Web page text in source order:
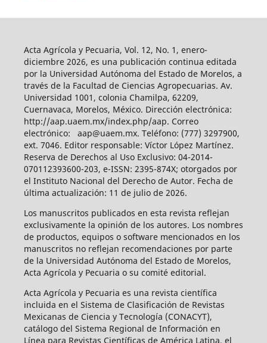
Acta Agrícola y Pecuaria, Vol. 12, No. 1, enero-
diciembre 2026, es una publicación continua editada
por la Universidad Autónoma del Estado de Morelos, a
través de la Facultad de Ciencias Agropecuarias. Av.
Universidad 1001, colonia Chamilpa, 62209,
Cuernavaca, Morelos, México. Dirección electrónica:
http://aap.uaem.mx/index.php/aap. Correo
electrónico: aap@uaem.mx. Teléfono: (777) 3297900,
ext. 7046. Editor responsable: Víctor López Martínez.
Reserva de Derechos al Uso Exclusivo: 04-2014-
070112393600-203, e-ISSN: 2395-874X; otorgados por
el Instituto Nacional del Derecho de Autor. Fecha de
última actualización: 11 de julio de 2026.
Los manuscritos publicados en esta revista reflejan
exclusivamente la opinión de los autores. Los nombres
de productos, equipos o software mencionados en los
manuscritos no reflejan recomendaciones por parte
de la Universidad Autónoma del Estado de Morelos,
Acta Agrícola y Pecuaria o su comité editorial.
Acta Agrícola y Pecuaria es una revista científica
incluida en el Sistema de Clasificación de Revistas
Mexicanas de Ciencia y Tecnología (CONACYT),
catálogo del Sistema Regional de Información en
Línea para Revistas Científicas de América Latina, el